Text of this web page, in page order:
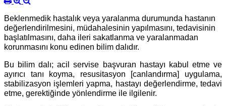
Beklenmedik hastalık veya yaralanma durumunda hastanın
değerlendirilmesini, müdahalesinin yapılmasını, tedavisinin
başlatılmasını, daha ileri sakatlanma ve yaralanmadan
korunmasını konu edinen bilim dalıdır.
Bu bilim dalı; acil servise başvuran hastayı kabul etme ve
ayırıcı tanı koyma, resusitasyon [canlandırma] uygulama,
stabilizasyon işlemleri yapma, hastayı değerlendirme, tedavi
etme, gerektiğinde yönlendirme ile ilgilenir.